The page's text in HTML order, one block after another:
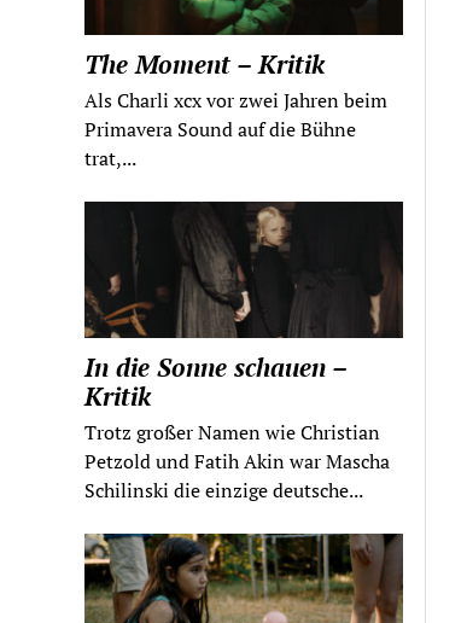
The Moment – Kritik
Als Charli xcx vor zwei Jahren beim
Primavera Sound auf die Bühne
trat,...
In die Sonne schauen –
Kritik
Trotz großer Namen wie Christian
Petzold und Fatih Akin war Mascha
Schilinski die einzige deutsche...